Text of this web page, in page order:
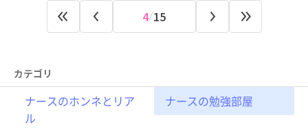
4 15
カテゴリ
ナースのホンネとリア
ル
ナースの勉強部屋